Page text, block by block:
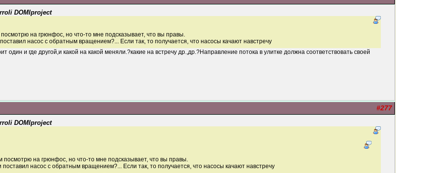
DOMIproject
на грюнфос, но что-то мне подсказывает, что вы правы.
насос с обратным вращением?... Если так, то получается, что насосы качают навстречу
один и где другой,и какой на какой меняли.?какие на встречу др.,др.?Направление потока в улитке должна соответствовать своей
#277
DOMIproject
посмотрю на грюнфос, но что-то мне подсказывает, что вы правы.
насос с обратным вращением?... Если так, то получается, что насосы качают навстречу